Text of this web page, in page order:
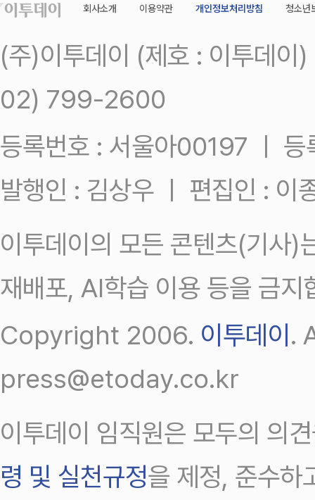
회사소개 이용약관 개인정보처리방침 청소년
(주)이투데이 (제호 : 이투데
02) 799-2600
등록번호 : 서울아00197 ㅣ
발행인 : 김상우 ㅣ 편집인 : 이
이투데이의 모든 콘텐츠(기사)
재배포, AI학습 이용 등을 금지
Copyright 2006. 이투데이 .
press@etoday.co.kr
이투데이 임직원은 모두의 의
령 및 실천규정을 제정, 준수하